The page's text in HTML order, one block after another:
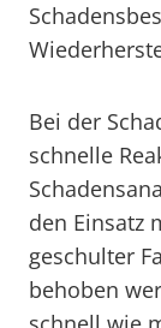
Bei der
schnelle
den Einsatz
geschulter
behoben